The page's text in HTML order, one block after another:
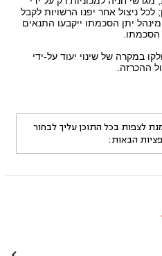
ניצול אחר יפנו הרשויות לקבל
יתן הסכמתו ייקבעו התנאים
במקרה של שינוי יעוד על-ידי
ההכרזה.
לצפות בכל התוכן עליך לבחור
הבאות: